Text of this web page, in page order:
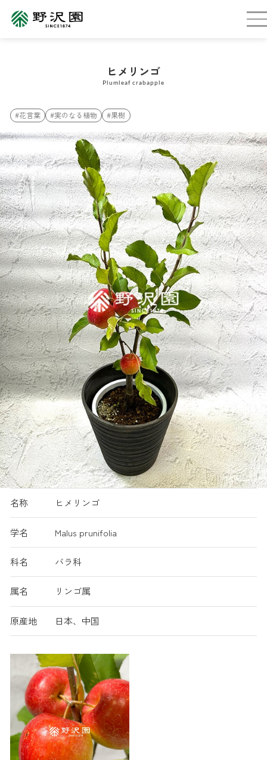
ヒメリンゴ
Plumleaf crabapple
#花言葉 #実のなる植物 #果樹
名称 ヒメリンゴ
学名 Malus prunifolia
科名 バラ科
属名 リンゴ属
原産地 日本、中国